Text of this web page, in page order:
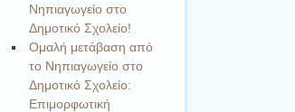
Νηπιαγωγείο στο
Δημοτικό Σχολείο!
Ομαλή μετάβαση από
το Νηπιαγωγείο στο
Δημοτικό Σχολείο:
Επιμορφωτική